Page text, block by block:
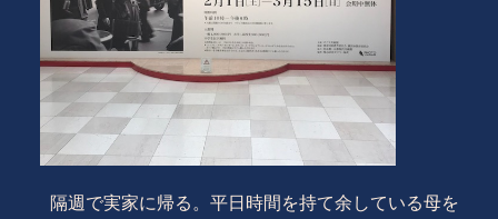
隔週で実家に帰る。平日時間を持て余している母を